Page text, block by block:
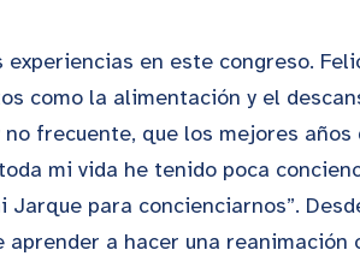
en este congreso.
como la alimentación y el
frecuente, que los mejores
mi vida he tenido poca
para concienciarnos”.
a hacer una reanimación